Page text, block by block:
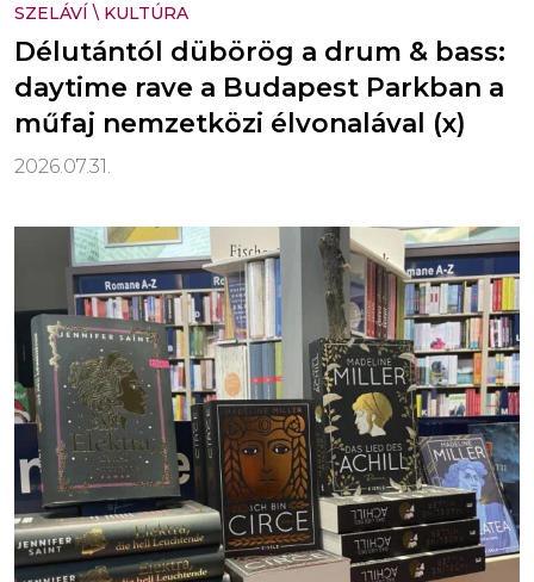
SZELÁVÍ \ KULTÚRA
Délutántól dübörög a drum & bass:
daytime rave a Budapest Parkban a
műfaj nemzetközi élvonalával (x)
2026.07.31.